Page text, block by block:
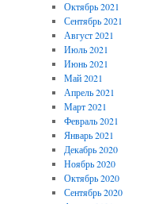
Октябрь 2021
Сентябрь 2021
Август 2021
Июль 2021
Июнь 2021
Май 2021
Апрель 2021
Март 2021
Февраль 2021
Январь 2021
Декабрь 2020
Ноябрь 2020
Октябрь 2020
Сентябрь 2020